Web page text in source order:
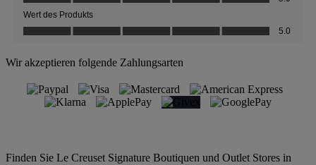
Wir akzeptieren folgende Zahlungsarten
Finden Sie Le Creuset Signature Boutiquen und Outlet Stores in